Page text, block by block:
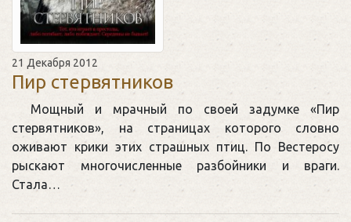
21 Декабря 2012
Пир стервятников
Мощный и мрачный по своей задумке «Пир
стервятников», на страницах которого словно
оживают крики этих страшных птиц. По Вестеросу
рыскают многочисленные разбойники и враги.
Стала…